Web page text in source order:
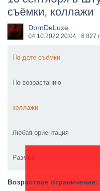
​Wacken Open Air
съёмки, коллажи
DornDeLuxe
04.10.2022 20:04 6 827
По дате съёмки
По возрастанию
коллажи
Любая ориентация
Размер
Возрастное ограничение: